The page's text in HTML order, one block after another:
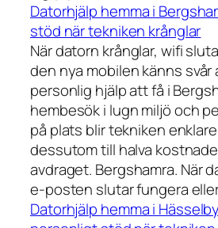
Datorhjälp hemma i
stöd när tekniken krånglar
När datorn krånglar, wifi
den nya mobilen känns
personlig hjälp att få i
hembesök i lugn miljö och
på plats blir tekniken
dessutom till halva
avdraget. Bergshamra. När
e-posten slutar fungera
Datorhjälp hemma i